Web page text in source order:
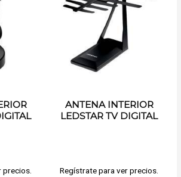
precios.
ANTENA INTERIOR
LEDSTAR TV DIGITAL
Regístrate para ver precios.